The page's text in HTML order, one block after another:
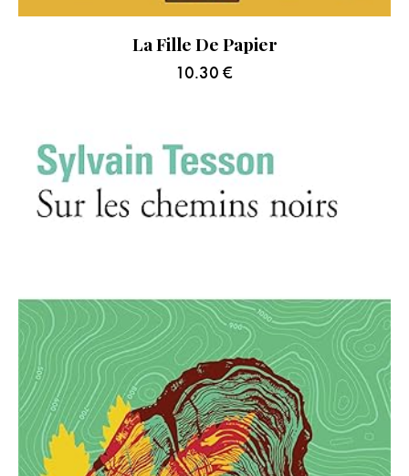
La Fille De Papier
10.30 €